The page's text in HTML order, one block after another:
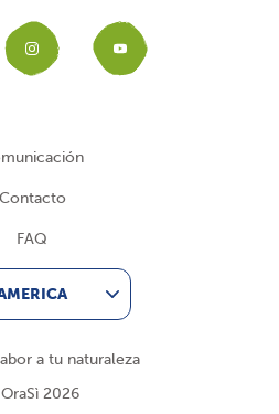
Instagram
Contacto
FAQ
a tu naturaleza
2026